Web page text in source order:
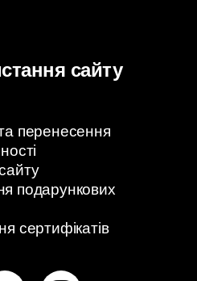
сайту
перенесення
подарункових
сертифікатів